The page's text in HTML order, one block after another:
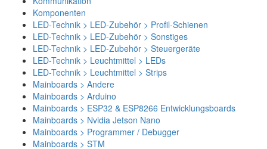
Komponenten
LED-Technik > LED-Zubehör > Profil-Schienen
LED-Technik > LED-Zubehör > Sonstiges
LED-Technik > LED-Zubehör > Steuergeräte
LED-Technik > Leuchtmittel > LEDs
LED-Technik > Leuchtmittel > Strips
Mainboards > Andere
Mainboards > Arduino
Mainboards > ESP32 & ESP8266 Entwicklungsboards
Mainboards > Nvidia Jetson Nano
Mainboards > Programmer / Debugger
Mainboards > STM